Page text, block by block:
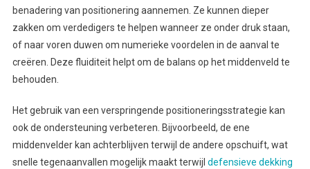
benadering van positionering aannemen. Ze kunnen dieper
zakken om verdedigers te helpen wanneer ze onder druk staan,
of naar voren duwen om numerieke voordelen in de aanval te
creëren. Deze fluiditeit helpt om de balans op het middenveld te
behouden.
Het gebruik van een verspringende positioneringsstrategie kan
ook de ondersteuning verbeteren. Bijvoorbeeld, de ene
middenvelder kan achterblijven terwijl de andere opschuift, wat
snelle tegenaanvallen mogelijk maakt terwijl defensieve dekking